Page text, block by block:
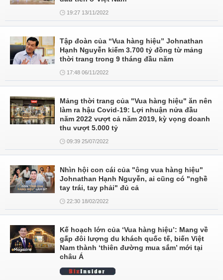
19:27 13/11/2022
Tập đoàn của “Vua hàng hiệu” Johnathan
Hạnh Nguyễn kiếm 3.700 tỷ đồng từ mảng
thời trang trong 9 tháng đầu năm
17:48 06/11/2022
Mảng thời trang của "Vua hàng hiệu" ăn nên
làm ra hậu Covid-19: Lợi nhuận nửa đầu
năm 2022 vượt cả năm 2019, kỳ vọng doanh
thu vượt 5.000 tỷ
09:39 25/07/2022
Nhìn hội con cái của "ông vua hàng hiệu"
Johnathan Hạnh Nguyễn, ai cũng có "nghề
tay trái, tay phải" đủ cả
22:30 18/02/2022
Kế hoạch lớn của ‘Vua hàng hiệu’: Mang về
gấp đôi lượng du khách quốc tế, biến Việt
Nam thành ‘thiên đường mua sắm’ mới tại
châu Á